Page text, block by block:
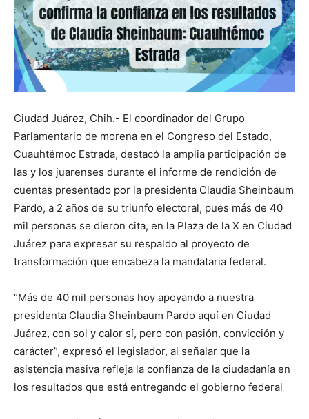
Ciudad Juárez, Chih.- El coordinador del Grupo
Parlamentario de morena en el Congreso del Estado,
Cuauhtémoc Estrada, destacó la amplia participación de
las y los juarenses durante el informe de rendición de
cuentas presentado por la presidenta Claudia Sheinbaum
Pardo, a 2 años de su triunfo electoral, pues más de 40
mil personas se dieron cita, en la Plaza de la X en Ciudad
Juárez para expresar su respaldo al proyecto de
transformación que encabeza la mandataria federal.
“Más de 40 mil personas hoy apoyando a nuestra
presidenta Claudia Sheinbaum Pardo aquí en Ciudad
Juárez, con sol y calor sí, pero con pasión, convicción y
carácter”, expresó el legislador, al señalar que la
asistencia masiva refleja la confianza de la ciudadanía en
los resultados que está entregando el gobierno federal